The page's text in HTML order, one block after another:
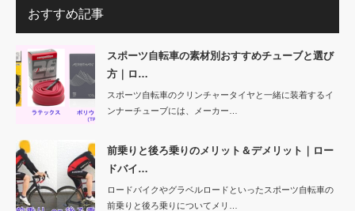
おすすめ記事
スポーツ自転車の素材別おすすめチューブと選び
方｜ロ…
スポーツ自転車のクリンチャータイヤと一緒に装着するイ
ンナーチューブには、メーカー…
前乗りと後ろ乗りのメリット＆デメリット｜ロー
ドバイ…
ロードバイクやグラベルロードといったスポーツ自転車の
前乗りと後ろ乗りについてメリ…